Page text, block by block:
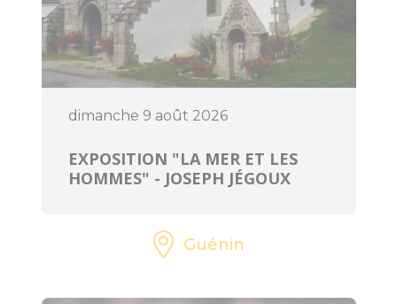
Pratique Agenda
dimanche 9 août 2026
EXPOSITION "LA MER ET LES
HOMMES" - JOSEPH JÉGOUX
Guénin